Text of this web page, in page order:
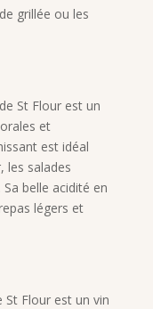
grillée ou les
St Flour est un
et
est idéal
les salades
belle acidité en
légers et
St Flour est un vin